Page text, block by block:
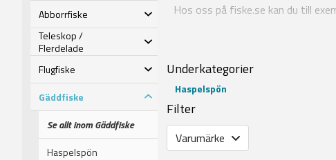
Abborrfiske
Teleskop /
Flerdelade
Flugfiske
Gäddfiske
Se allt inom Gäddfiske
Haspelspön
Hos oss på fiske.se kan du till
Underkategorier
Haspelspön
Filter
Varumärke